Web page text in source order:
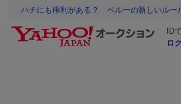
ハチにも権利がある？ ペルーの新しいルー
ID
ロ